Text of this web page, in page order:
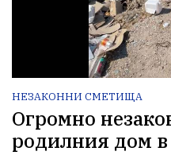
НЕЗАКОННИ СМЕТИЩА
Огромно
родилния дом